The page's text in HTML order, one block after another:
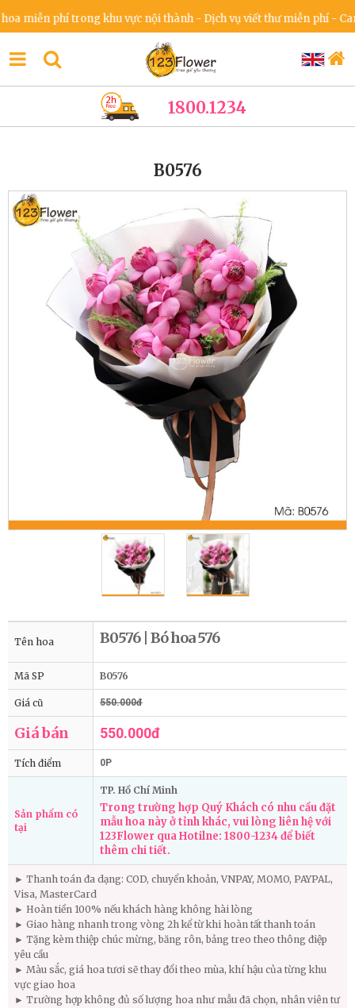
phí trong khu vực nội thành - Dịch vụ viết thư miễn phí - Cam
1800.1234
B0576
Tên hoa B0576 | Bó hoa 576
Mã SP B0576
Giá cũ 550.000đ
Giá bán 550.000đ
Tích điểm 0P
Sản phẩm có
tại
TP. Hồ Chí Minh
Trong trường hợp Quý Khách có nhu cầu đặt
mẫu hoa này ở tỉnh khác, vui lòng liên hệ với
123Flower qua Hotilne: 1800-1234 để biết
thêm chi tiết.
► Thanh toán đa dạng: COD, chuyển khoản, VNPAY, MOMO, PAYPAL,
Visa, MasterCard
► Hoàn tiền 100% nếu khách hàng không hài lòng
► Giao hàng nhanh trong vòng 2h kể từ khi hoàn tất thanh toán
► Tặng kèm thiệp chúc mừng, băng rôn, bảng treo theo thông điệp
yêu cầu
► Màu sắc, giá hoa tươi sẽ thay đổi theo mùa, khí hậu của từng khu
vực giao hoa
► Trường hợp không đủ số lượng hoa như mẫu đã chọn, nhân viên tư